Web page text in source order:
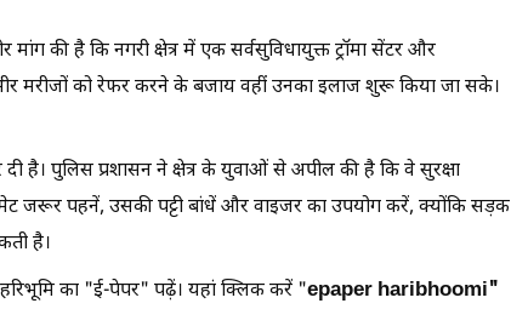
की है कि नगरी क्षेत्र में एक सर्वसुविधायुक्त ट्रॉमा सेंटर और
मरीजों को रेफर करने के बजाय वहीं उनका इलाज शुरू किया जा सके।
है। पुलिस प्रशासन ने क्षेत्र के युवाओं से अपील की है कि वे सुरक्षा
पहनें, उसकी पट्टी बांधें और वाइजर का उपयोग करें, क्योंकि सड़क
है।
का "ई-पेपर" पढ़ें। यहां क्लिक करें "epaper haribhoomi"